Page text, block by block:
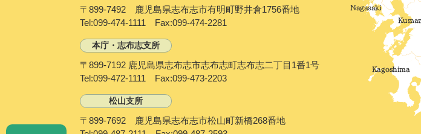
〒899-7492 鹿児島県志布志市有明町野井倉1756番地
Tel:099-474-1111 Fax:099-474-2281
本庁・志布志支所
〒899-7192 鹿児島県志布志市志布志町志布志二丁目1番1号
Tel:099-472-1111 Fax:099-473-2203
松山支所
〒899-7692 鹿児島県志布志市松山町新橋268番地
P